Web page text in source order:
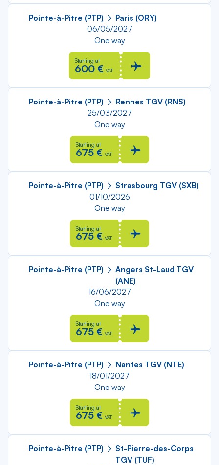
Pointe-à-Pitre (PTP)
Paris (ORY)
06/05/2027
One way
Starting at
600 € VAT
Pointe-à-Pitre (PTP)
Rennes TGV (RNS)
25/03/2027
One way
Starting at
675 € VAT
Pointe-à-Pitre (PTP)
Strasbourg TGV (SXB)
01/10/2026
One way
Starting at
675 € VAT
Pointe-à-Pitre (PTP)
Angers St-Laud TGV
(ANE)
16/06/2027
One way
Starting at
675 € VAT
Pointe-à-Pitre (PTP)
Nantes TGV (NTE)
18/01/2027
One way
Starting at
675 € VAT
Pointe-à-Pitre (PTP)
St-Pierre-des-Corps
TGV (TUF)